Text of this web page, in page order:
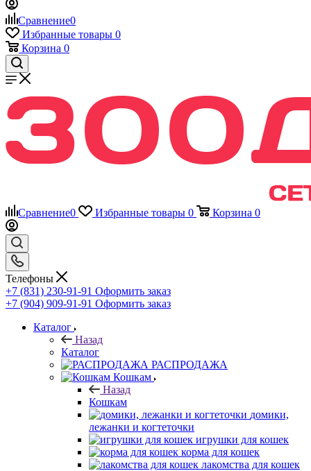
Сравнение0
Избранные товары 0
Корзина 0
Сравнение0 Избранные товары 0 Корзина 0
Телефоны
+7 (831) 230-91-91 Оформить заказ
+7 (904) 909-91-91 Оформить заказ
Каталог
Назад
Каталог
РАСПРОДАЖА
Кошкам
Назад
Кошкам
домики,
лежанки и когтеточки
игрушки для кошек
корма для кошек
лакомства для кошек